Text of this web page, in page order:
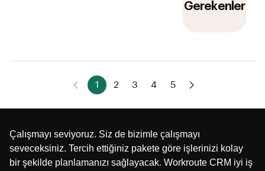
Gerekenler
1 2 3 4 5
Çalışmayı seviyoruz. Siz de bizimle çalışmayı
seveceksiniz. Tercih ettiğiniz pakete göre işlerinizi kolay
bir şekilde planlamanızı sağlayacak. Workroute CRM iyi iş